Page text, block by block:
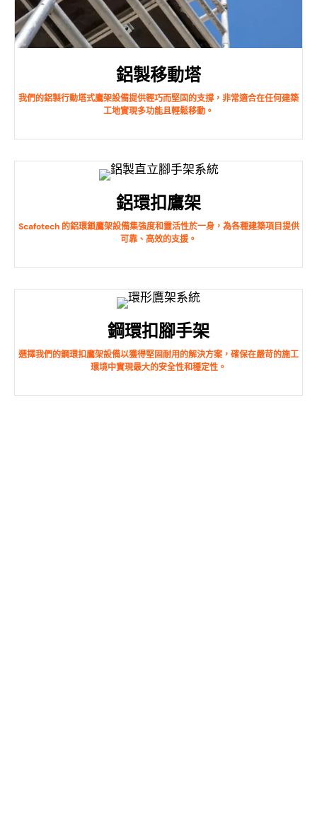
鋁製移動塔
我們的鋁製行動塔式鷹架設備提供輕巧而堅固的支撐，非常適合在任何建築
工地實現多功能且輕鬆移動。
鋁環扣鷹架
Scafotech 的鋁環鎖鷹架設備集強度和靈活性於一身，為各種建築項目提供
可靠、高效的支援。
鋼環扣腳手架
選擇我們的鋼環扣鷹架設備以獲得堅固耐用的解決方案，確保在嚴苛的施工
環境中實現最大的安全性和穩定性。